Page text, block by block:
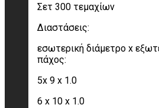
Σετ 300 τεμαχίων
Διαστάσεις:
εσωτερική διάμετρο x
πάχος:
5x 9 x 1.0
6 x 10 x 1.0
Δευτέρα 09:00 – 19:00
Τρίτη 09:00 – 19:00
Τετάρτη 09:00 – 19:00
Πέμπτη 09:00 – 19:00
Παρασκευή 09:00 – 19:00
Σάββατο 10:00 – 14:00
Κυριακή Κλειστά